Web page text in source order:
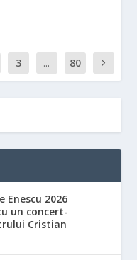
3 ... 80
Enescu 2026
un concert-
Cristian